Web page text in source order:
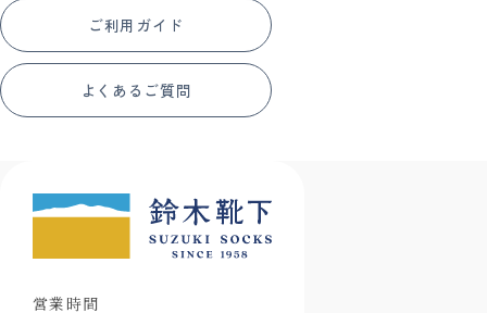
ご利用ガイド
よくあるご質問
営業時間